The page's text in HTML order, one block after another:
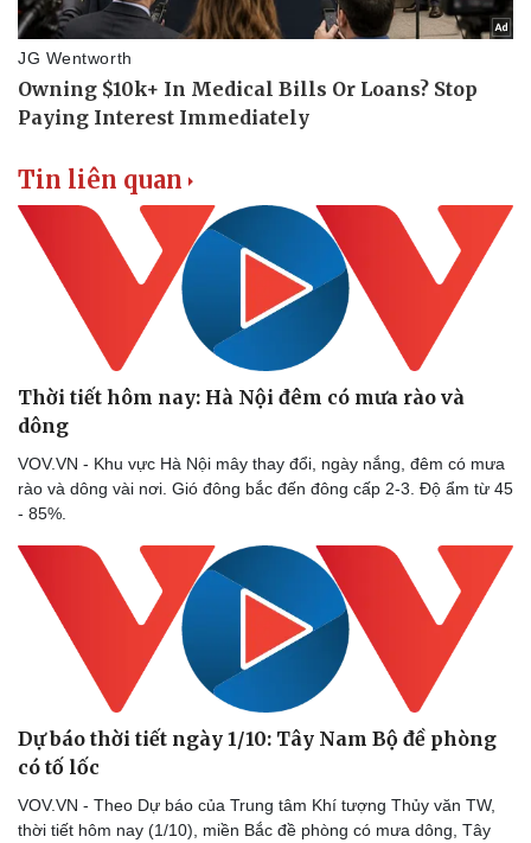
Tin liên quan
Thời tiết hôm nay: Hà Nội đêm có mưa rào và
dông
VOV.VN - Khu vực Hà Nội mây thay đổi, ngày nắng, đêm có mưa
rào và dông vài nơi. Gió đông bắc đến đông cấp 2-3. Độ ẩm từ 45
- 85%.
Dự báo thời tiết ngày 1/10: Tây Nam Bộ đề phòng
có tố lốc
VOV.VN - Theo Dự báo của Trung tâm Khí tượng Thủy văn TW,
thời tiết hôm nay (1/10), miền Bắc đề phòng có mưa dông, Tây